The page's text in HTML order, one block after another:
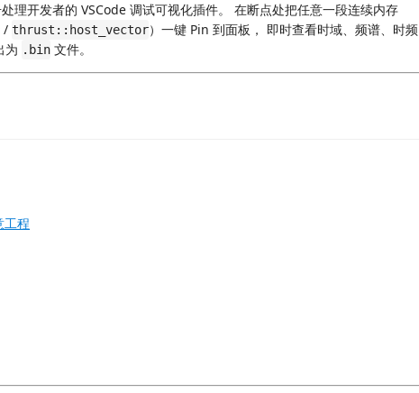
理开发者的 VSCode 调试可视化插件。 在断点处把任意一段连续内存
/ thrust::host_vector）一键 Pin 到面板， 即时查看时域、频谱、时频
为 .bin 文件。
工程